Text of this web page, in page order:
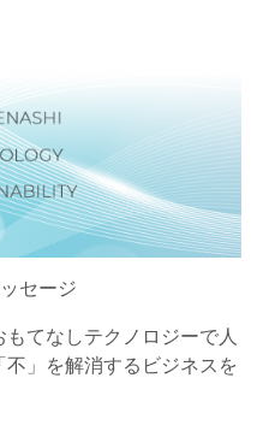
セージ
てなしテクノロジーで人
」を解消するビジネスを